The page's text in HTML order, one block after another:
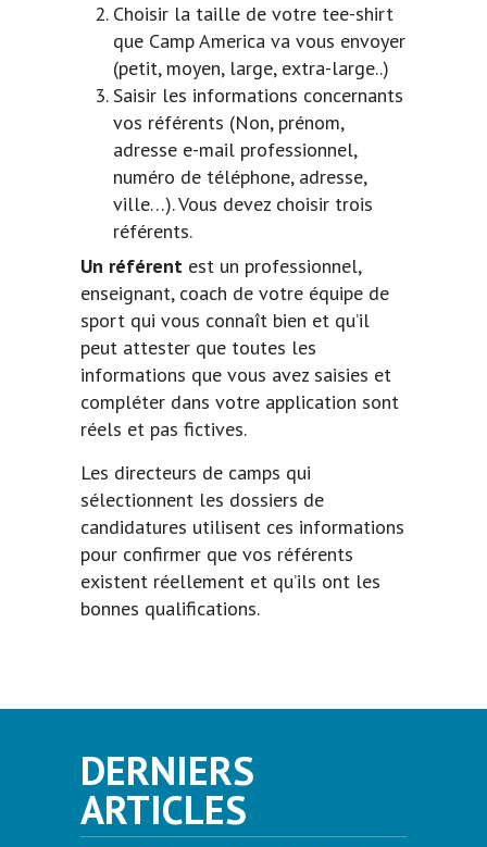
Choisir la taille de votre tee-shirt
que Camp America va vous envoyer
(petit, moyen, large, extra-large..)
Saisir les informations concernants
vos référents (Non, prénom,
adresse e-mail professionnel,
numéro de téléphone, adresse,
ville…). Vous devez choisir trois
référents.
Un référent est un professionnel,
enseignant, coach de votre équipe de
sport qui vous connaît bien et qu’il
peut attester que toutes les
informations que vous avez saisies et
compléter dans votre application sont
réels et pas fictives.
Les directeurs de camps qui
sélectionnent les dossiers de
candidatures utilisent ces informations
pour confirmer que vos référents
existent réellement et qu’ils ont les
bonnes qualifications.
DERNIERS
ARTICLES